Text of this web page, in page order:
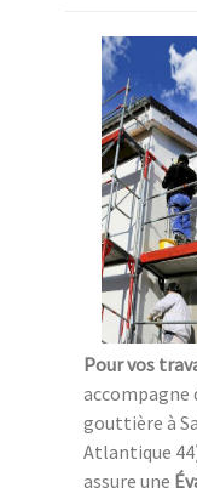
Pour vos
accompagne
gouttière à
Atlantique
assure une